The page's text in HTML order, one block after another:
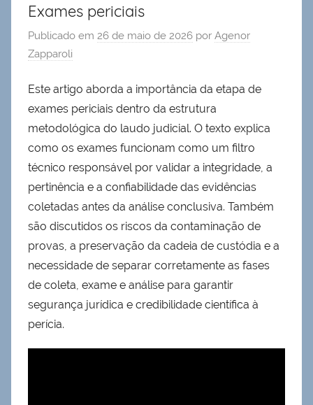
Exames periciais
Publicado em 26 de maio de 2026 por Agenor
Zapparoli
Este artigo aborda a importância da etapa de
exames periciais dentro da estrutura
metodológica do laudo judicial. O texto explica
como os exames funcionam como um filtro
técnico responsável por validar a integridade, a
pertinência e a confiabilidade das evidências
coletadas antes da análise conclusiva. Também
são discutidos os riscos da contaminação de
provas, a preservação da cadeia de custódia e a
necessidade de separar corretamente as fases
de coleta, exame e análise para garantir
segurança jurídica e credibilidade científica à
perícia.